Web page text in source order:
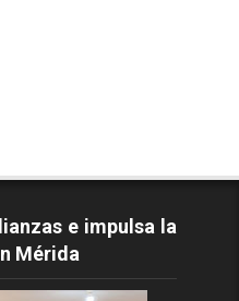
e impulsa la
Mérida